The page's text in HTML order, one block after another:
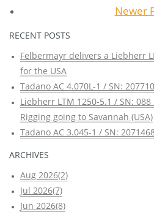
Newer
RECENT POSTS
Felbermayr delivers a Liebherr
for the USA
Tadano AC 4.070L-1 / SN:
Liebherr LTM 1250-5.1 / SN:
Rigging going to Savannah (USA)
Tadano AC 3.045-1 / SN:
ARCHIVES
Aug 2026(2)
Jul 2026(7)
Jun 2026(8)